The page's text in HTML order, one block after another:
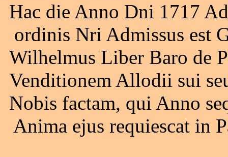
Hac die Anno Dni 1717
ordinis Nri Admissus est
Wilhelmus Liber Baro de
Venditionem Allodii sui
Nobis factam, qui Anno
Anima ejus requiescat in